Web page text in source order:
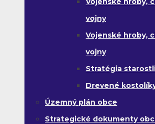
vojny
Vojenské hroby,
vojny
Stratégia
Drevené
Územný plán obce
Strategické dokumenty